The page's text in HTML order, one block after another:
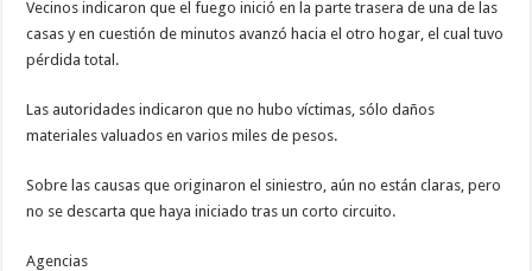
Vecinos indicaron que el fuego inició en la parte trasera de una de las
casas y en cuestión de minutos avanzó hacia el otro hogar, el cual tuvo
pérdida total.
Las autoridades indicaron que no hubo víctimas, sólo daños
materiales valuados en varios miles de pesos.
Sobre las causas que originaron el siniestro, aún no están claras, pero
no se descarta que haya iniciado tras un corto circuito.
Agencias